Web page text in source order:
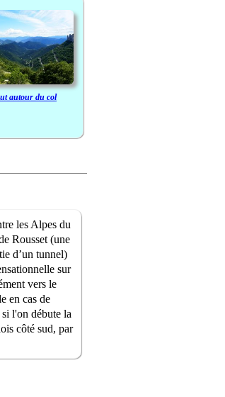
autour du col
les Alpes du
Rousset (une
d’un tunnel)
sur
vers le
en cas de
l'on débute la
côté sud, par